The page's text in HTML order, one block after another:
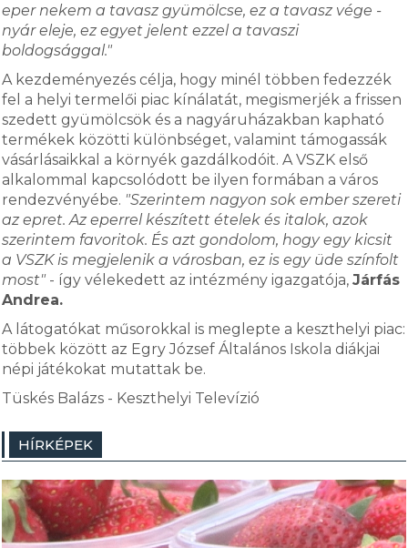
eper nekem a tavasz gyümölcse, ez a tavasz vége -
nyár eleje, ez egyet jelent ezzel a tavaszi
boldogsággal."
A kezdeményezés célja, hogy minél többen fedezzék
fel a helyi termelői piac kínálatát, megismerjék a frissen
szedett gyümölcsök és a nagyáruházakban kapható
termékek közötti különbséget, valamint támogassák
vásárlásaikkal a környék gazdálkodóit. A VSZK első
alkalommal kapcsolódott be ilyen formában a város
rendezvényébe. "Szerintem nagyon sok ember szereti
az epret. Az eperrel készített ételek és italok, azok
szerintem favoritok. És azt gondolom, hogy egy kicsit
a VSZK is megjelenik a városban, ez is egy üde színfolt
most" - így vélekedett az intézmény igazgatója,Járfás
Andrea.
A látogatókat műsorokkal is meglepte a keszthelyi piac:
többek között az Egry József Általános Iskola diákjai
népi játékokat mutattak be.
Tüskés Balázs - Keszthelyi Televízió
HÍRKÉPEK